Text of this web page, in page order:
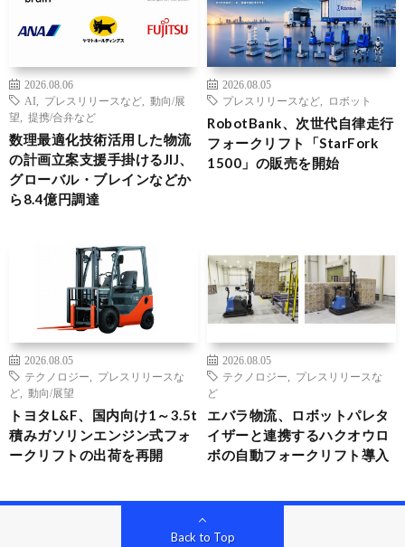
2026.08.06
AI
プレスリリースなど
動向/展
望
提携/合弁など
数理最適化技術活用した物流
の計画立案支援手掛けるJIJ、
グローバル・ブレインなどか
ら8.4億円調達
2026.08.05
プレスリリースなど
ロボット
RobotBank、次世代自律走行
フォークリフト「StarFork
1500」の販売を開始
2026.08.05
テクノロジー
プレスリリースな
ど
動向/展望
トヨタL&F、国内向け1～3.5t
積みガソリンエンジン式フォ
ークリフトの出荷を再開
2026.08.05
テクノロジー
プレスリリースな
ど
エバラ物流、ロボットパレタ
イザーと連携するハクオウロ
ボの自動フォークリフト導入
Back to Top